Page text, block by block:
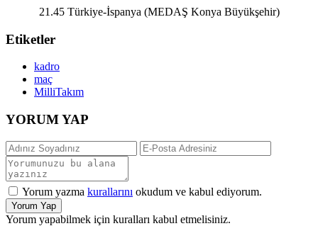
21.45 Türkiye-İspanya (MEDAŞ Konya Büyükşehir)
Etiketler
kadro
maç
MilliTakım
YORUM YAP
Yorum yazma kurallarını okudum ve kabul ediyorum.
Yorum Yap
Yorum yapabilmek için kuralları kabul etmelisiniz.